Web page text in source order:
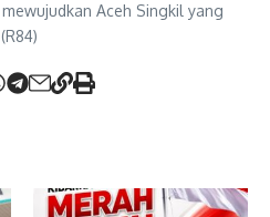
Aceh Singkil yang